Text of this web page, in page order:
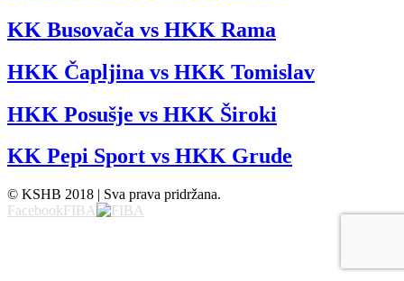
KK Busovača vs HKK Rama
HKK Čapljina vs HKK Tomislav
HKK Posušje vs HKK Široki
KK Pepi Sport vs HKK Grude
© KSHB 2018 | Sva prava pridržana.
FacebookFIBA